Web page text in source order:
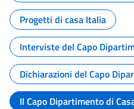
Progetti di casa Italia
Interviste del Capo
Dichiarazioni del Capo
Il Capo Dipartimento di